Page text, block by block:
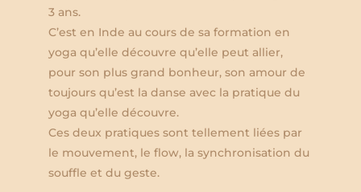
3 ans.
C’est en Inde au cours de sa formation en
yoga qu’elle découvre qu’elle peut allier,
pour son plus grand bonheur, son amour de
toujours qu’est la danse avec la pratique du
yoga qu’elle découvre.
Ces deux pratiques sont tellement liées par
le mouvement, le flow, la synchronisation du
souffle et du geste.